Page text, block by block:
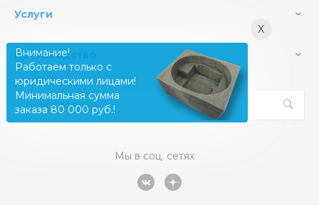
Услуги
Производство
Мы в соц. сетях
X
Внимание!
Работаем только с
юридическими лицами!
Минимальная сумма
заказа 80 000 руб.!